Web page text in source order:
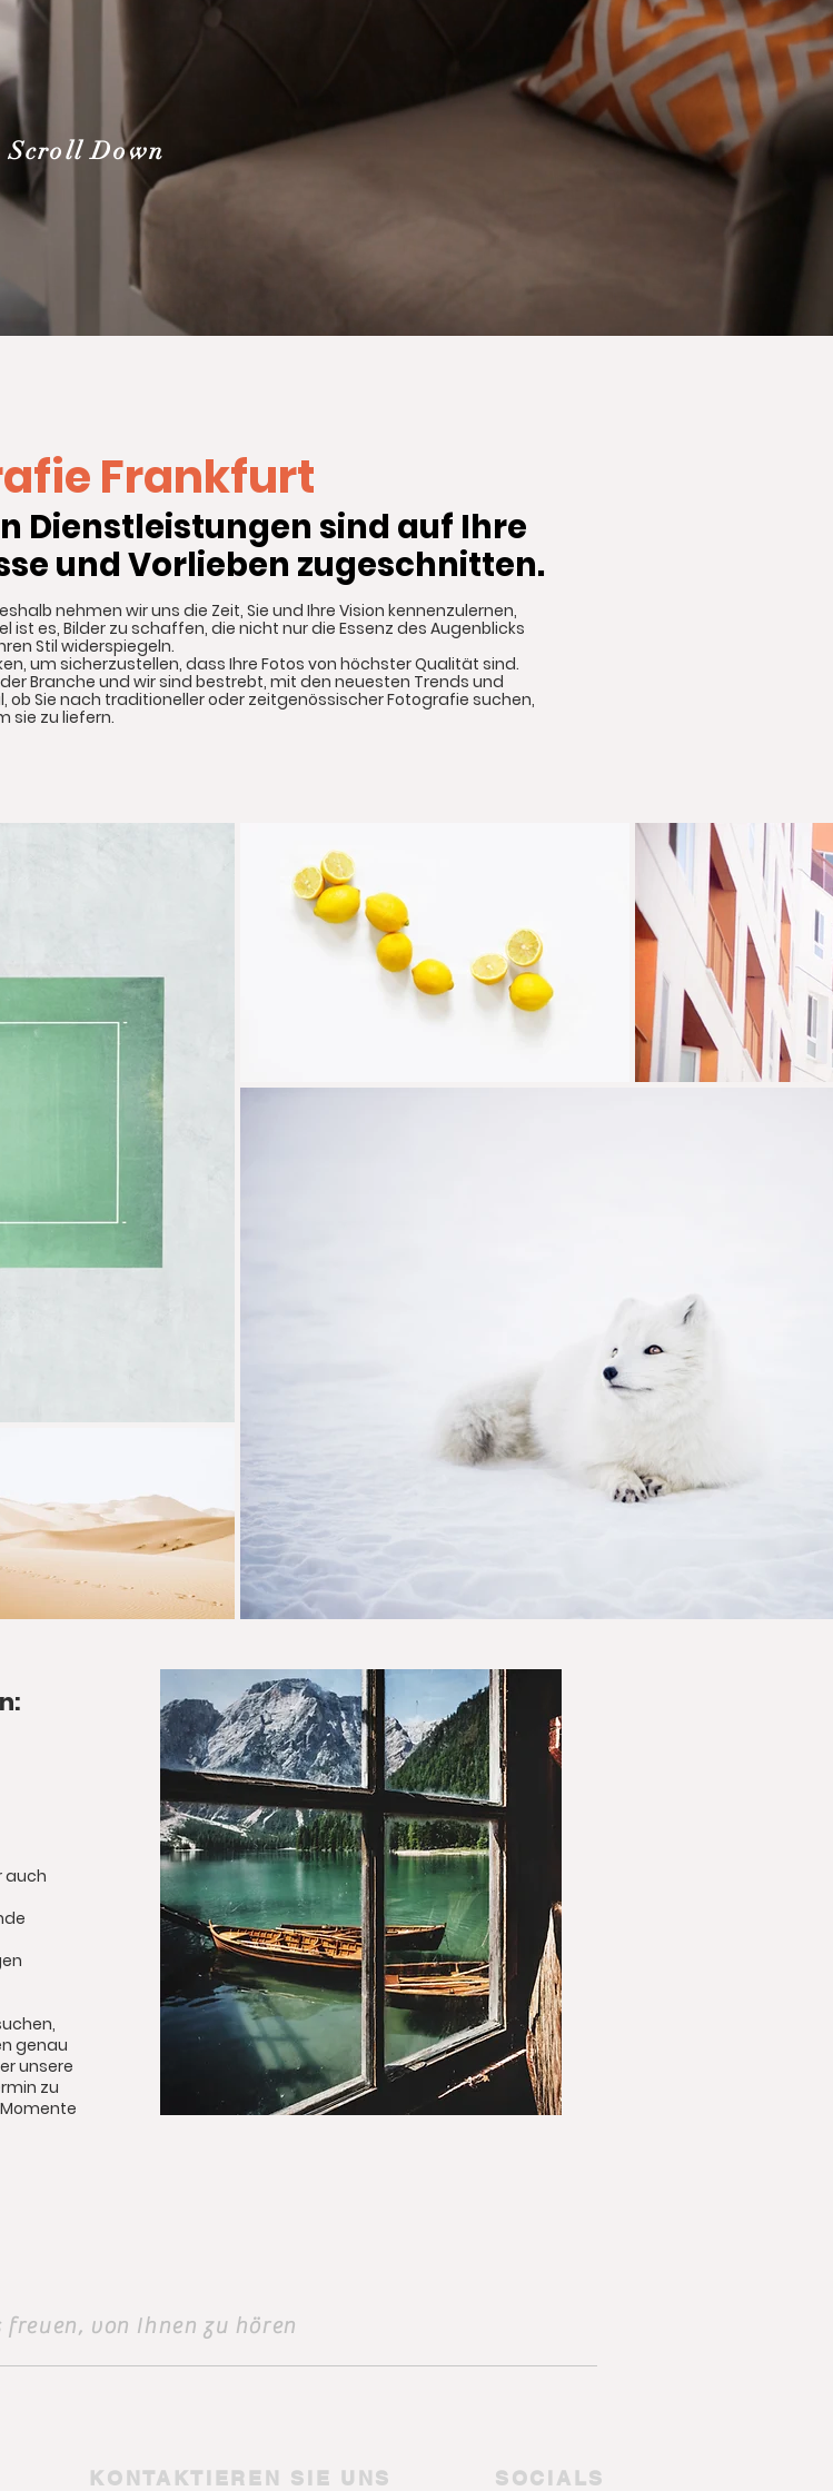
Scroll Down
Frankfurt
Dienstleistungen sind auf Ihre
und Vorlieben zugeschnitten.
nehmen wir uns die Zeit, Sie und Ihre Vision kennenzulernen,
ist es, Bilder zu schaffen, die nicht nur die Essenz des Augenblicks
Stil widerspiegeln.
um sicherzustellen, dass Ihre Fotos von höchster Qualität sind.
Branche und wir sind bestrebt, mit den neuesten Trends und
ob Sie nach traditioneller oder zeitgenössischer Fotografie suchen,
sie zu liefern.
auch
genau
unsere
zu
freuen, von Ihnen zu hören
SOCIALS
KONTAKTIEREN SIE UNS